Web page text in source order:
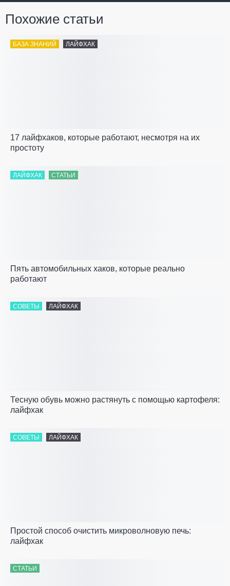
Похожие статьи
БАЗА ЗНАНИЙ ЛАЙФХАК
17 лайфхаков, которые работают, несмотря на их
простоту
ЛАЙФХАК СТАТЬИ
Пять автомобильных хаков, которые реально
работают
СОВЕТЫ ЛАЙФХАК
Тесную обувь можно растянуть с помощью картофеля:
лайфхак
СОВЕТЫ ЛАЙФХАК
Простой способ очистить микроволновую печь:
лайфхак
СТАТЬИ